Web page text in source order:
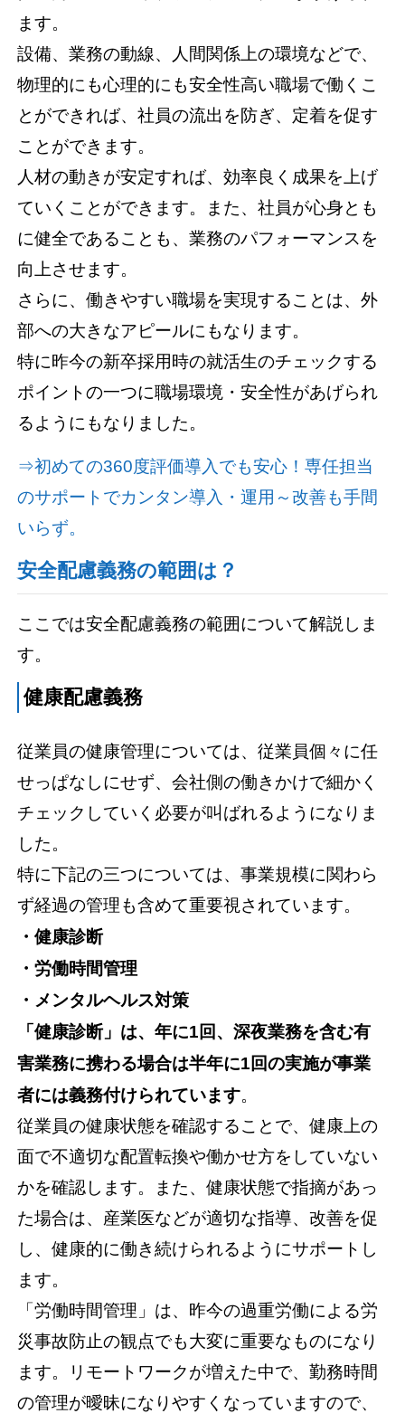
ます。
設備、業務の動線、人間関係上の環境などで、
物理的にも心理的にも安全性高い職場で働くこ
とができれば、社員の流出を防ぎ、定着を促す
ことができます。
人材の動きが安定すれば、効率良く成果を上げ
ていくことができます。また、社員が心身とも
に健全であることも、業務のパフォーマンスを
向上させます。
さらに、働きやすい職場を実現することは、外
部への大きなアピールにもなります。
特に昨今の新卒採用時の就活生のチェックする
ポイントの一つに職場環境・安全性があげられ
るようにもなりました。
⇒初めての360度評価導入でも安心！専任担当
のサポートでカンタン導入・運用～改善も手間
いらず。
安全配慮義務の範囲は？
ここでは安全配慮義務の範囲について解説しま
す。
健康配慮義務
従業員の健康管理については、従業員個々に任
せっぱなしにせず、会社側の働きかけで細かく
チェックしていく必要が叫ばれるようになりま
した。
特に下記の三つについては、事業規模に関わら
ず経過の管理も含めて重要視されています。
・健康診断
・労働時間管理
・メンタルヘルス対策
「健康診断」は、年に1回、深夜業務を含む有
害業務に携わる場合は半年に1回の実施が事業
者には義務付けられています。
従業員の健康状態を確認することで、健康上の
面で不適切な配置転換や働かせ方をしていない
かを確認します。また、健康状態で指摘があっ
た場合は、産業医などが適切な指導、改善を促
し、健康的に働き続けられるようにサポートし
ます。
「労働時間管理」は、昨今の過重労働による労
災事故防止の観点でも大変に重要なものになり
ます。リモートワークが増えた中で、勤務時間
の管理が曖昧になりやすくなっていますので、